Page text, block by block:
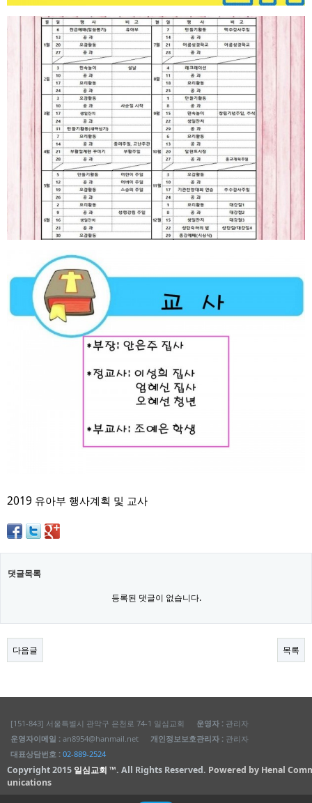
2019 유아부 행사계획 및 교사
댓글목록
등록된 댓글이 없습니다.
다음글 목록
[151-843] 서울특별시 관악구 은천로 74-1 일심교회 운영자 : 관리자
운영자이메일 : an8954@hanmail.net 개인정보보호관리자 : 관리자
대표상담번호 : 02-889-2524
Copyright 2015 일심교회 ™. All Rights Reserved. Powered by Henal
unications